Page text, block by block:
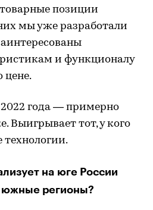
позиции
мы уже разработали
и функционалу
цене.
2022 года — примерно
Выигрывает тот, у кого
на юге России
южные регионы?